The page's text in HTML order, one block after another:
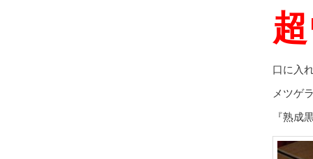
口に入
メツゲ
『熟